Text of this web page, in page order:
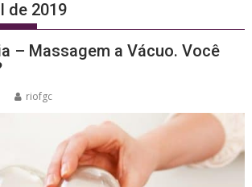
de 2019
– Massagem a Vácuo. Você
riofgc